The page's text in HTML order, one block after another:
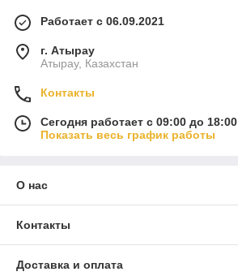
Работает с 06.09.2021
г. Атырау
Атырау, Казахстан
Контакты
Сегодня работает с 09:00 до 18:00
Показать весь график работы
О нас
Контакты
Доставка и оплата